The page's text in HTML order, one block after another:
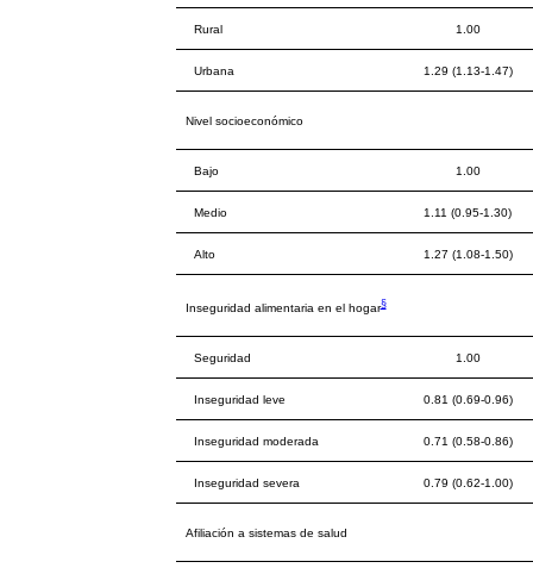
Rural 1.00
Urbana 1.29 (1.13-1.47)
Nivel socioeconómico
Bajo 1.00
Medio 1.11 (0.95-1.30)
Alto 1.27 (1.08-1.50)
Inseguridad alimentaria en el hogar§
Seguridad 1.00
Inseguridad leve 0.81 (0.69-0.96)
Inseguridad moderada 0.71 (0.58-0.86)
Inseguridad severa 0.79 (0.62-1.00)
Afiliación a sistemas de salud